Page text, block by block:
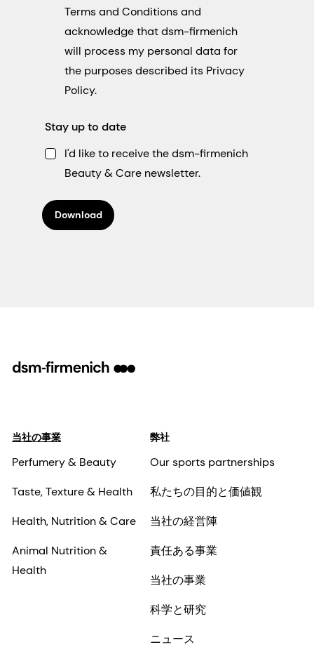
Terms and Conditions and
acknowledge that dsm-firmenich
will process my personal data for
the purposes described its Privacy
Policy.
Stay up to date
I'd like to receive the dsm-firmenich
Beauty & Care newsletter.
Download
当社の事業
Perfumery & Beauty
Taste, Texture & Health
Health, Nutrition & Care
Animal Nutrition &
Health
弊社
Our sports partnerships
私たちの目的と価値観
当社の経営陣
責任ある事業
当社の事業
科学と研究
ニュース